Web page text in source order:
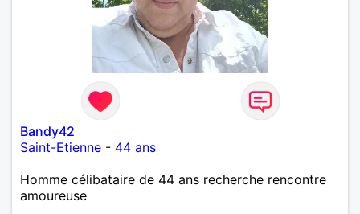
Bandy42
Saint-Etienne - 44 ans
Homme célibataire de 44 ans recherche rencontre
amoureuse